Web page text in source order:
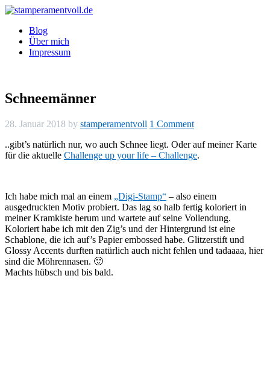
Blog
Über mich
Impressum
Schneemänner
28. Januar 2018 by stamperamentvoll 1 Comment
..gibt’s natürlich nur, wo auch Schnee liegt. Oder auf meiner Karte
für die aktuelle Challenge up your life – Challenge.
Ich habe mich mal an einem „Digi-Stamp“ – also einem
ausgedruckten Motiv probiert. Das lag so halb fertig koloriert in
meiner Kramkiste herum und wartete auf seine Vollendung.
Koloriert habe ich mit den Zig’s und der Hintergrund ist eine
Schablone, die ich auf’s Papier embossed habe. Glitzerstift und
Glossy Accents durften natürlich auch nicht fehlen und tadaaaa, hier
sind die Möhrennasen. 🙂
Machts hübsch und bis bald.